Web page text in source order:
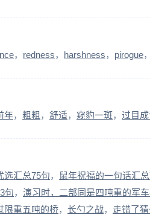
redness harshness pirogue
年 粗粗 舒适 窥豹一斑 过目
选汇总75句
鼠年祝福的一句话汇
句
演习时，二部同是四吨重的军
限重五吨的桥
长勺之战
走错了